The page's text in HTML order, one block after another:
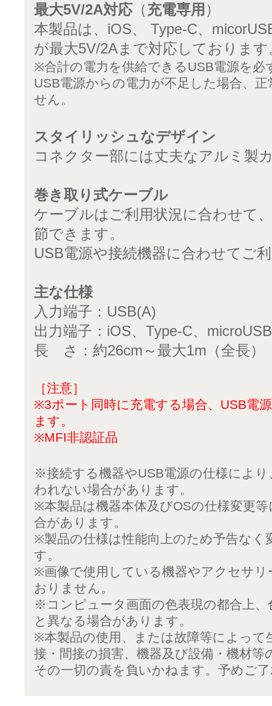
最大5V/2A対応（充電専用 ）
本製品は、iOS、 Type-C、
が最大5V/2Aまで対応しております
※合計の電力を供給できるUSB電源を必
USB電源からの電力が不足した場合、
せん。
スタイリッシュなデザイン
コネクター部には丈夫なアルミ製
巻き取り式ケーブル
ケーブルはご利用状況に合わせて
節できます。
USB電源や接続機器に合わせてご
主な仕様
入力端子：USB(A)
出力端子：iOS、Type-C、
長 さ：約26cm～最大1m（全長）
［注意］
※3ポート同時に充電する場合、USB電
ます。
※MFI非認証品
※接続する機器やUSB電源の仕様によ
われない場合があります。
※本製品は機器本体及びOSの仕様変更
合があります。
※製品の仕様は性能向上のため予告なく
す。
※画像で使用している機器やアクセサリ
おりません。
※コンピュータ画面の色表現の都合上
と異なる場合があります。
※本製品の使用、または故障等によって
接・間接の損害、機器及び設備・機材
その一切の責を負いかねます。予めご